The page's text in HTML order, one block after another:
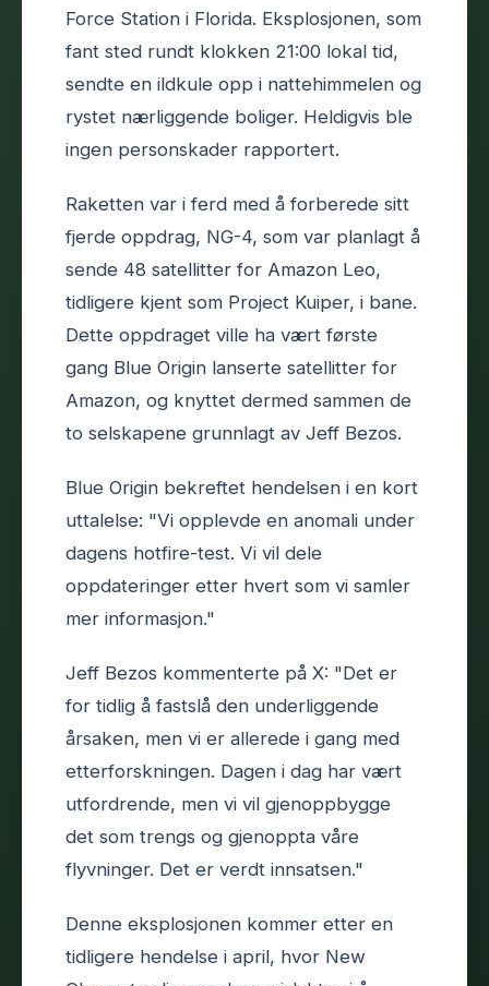
Force Station i Florida. Eksplosjonen, som
fant sted rundt klokken 21:00 lokal tid,
sendte en ildkule opp i nattehimmelen og
rystet nærliggende boliger. Heldigvis ble
ingen personskader rapportert.
Raketten var i ferd med å forberede sitt
fjerde oppdrag, NG-4, som var planlagt å
sende 48 satellitter for Amazon Leo,
tidligere kjent som Project Kuiper, i bane.
Dette oppdraget ville ha vært første
gang Blue Origin lanserte satellitter for
Amazon, og knyttet dermed sammen de
to selskapene grunnlagt av Jeff Bezos.
Blue Origin bekreftet hendelsen i en kort
uttalelse: "Vi opplevde en anomali under
dagens hotfire-test. Vi vil dele
oppdateringer etter hvert som vi samler
mer informasjon."
Jeff Bezos kommenterte på X: "Det er
for tidlig å fastslå den underliggende
årsaken, men vi er allerede i gang med
etterforskningen. Dagen i dag har vært
utfordrende, men vi vil gjenoppbygge
det som trengs og gjenoppta våre
flyvninger. Det er verdt innsatsen."
Denne eksplosjonen kommer etter en
tidligere hendelse i april, hvor New